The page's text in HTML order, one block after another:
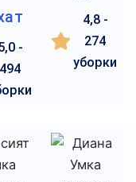
-
494
4,8 -
274
уборки